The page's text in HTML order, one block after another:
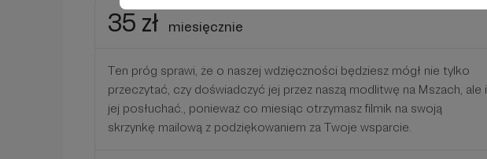
35 zł miesięcznie
Ten próg sprawi, że o naszej wdzięczności będziesz mógł nie tylko
przeczytać, czy doświadczyć jej przez naszą modlitwę na Mszach, ale i
jej posłuchać., ponieważ co miesiąc otrzymasz filmik na swoją
skrzynkę mailową z podziękowaniem za Twoje wsparcie.